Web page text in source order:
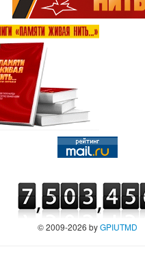
© 2009-2026 byGPIUTMD